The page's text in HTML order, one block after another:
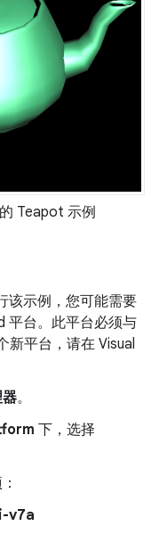
Teapot 示例
该示例，您可能需要
平台。此平台必须与
新平台，请在 Visual
。
下，选择
v7a